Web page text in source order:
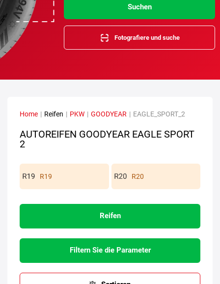
Suchen
Fotografiere und suche
Home | Reifen | PKW | GOODYEAR | EAGLE_SPORT_2
AUTOREIFEN GOODYEAR EAGLE SPORT
2
R19 R20
Reifen
Filtern Sie die Parameter